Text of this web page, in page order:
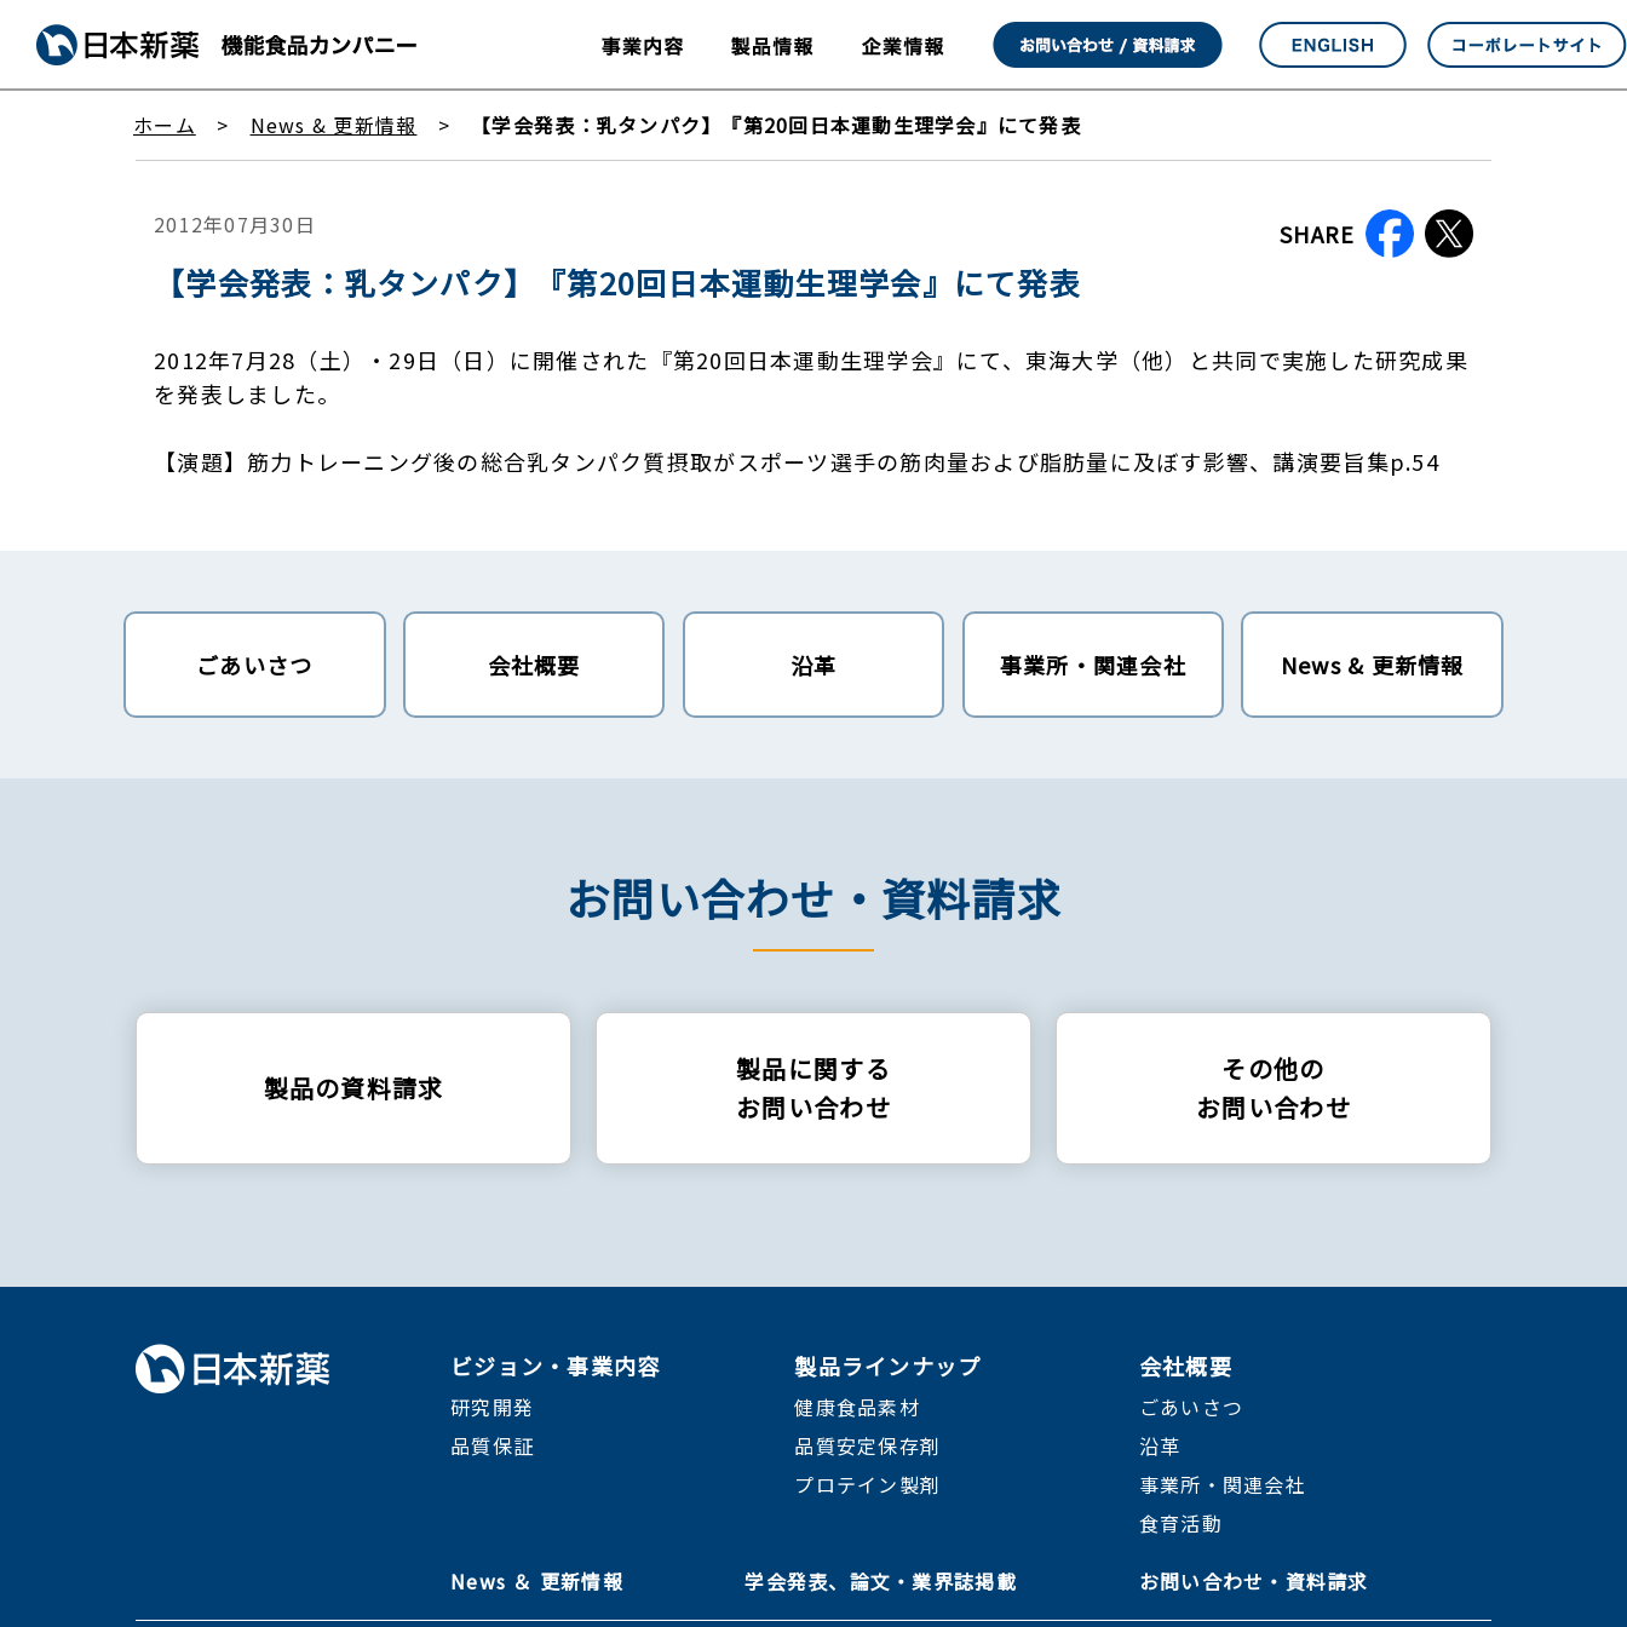
ホーム News & 更新情報 【学会発表：乳タンパク】『第20回日本運動生理学会』にて発表
2012年07月30日 SHARE
【学会発表：乳タンパク】『第20回日本運動生理学会』にて発表
2012年7月28（土）・29日（日）に開催された『第20回日本運動生理学会』にて、東海大学（他）と共同で実施した研究成果
を発表しました。
【演題】筋力トレーニング後の総合乳タンパク質摂取がスポーツ選手の筋肉量および脂肪量に及ぼす影響、講演要旨集p.54
ごあいさつ 会社概要 沿革 事業所・関連会社 News & 更新情報
お問い合わせ・資料請求
製品の資料請求
製品に関する
お問い合わせ
その他の
お問い合わせ
ビジョン・事業内容
研究開発
品質保証
製品ラインナップ
健康食品素材
品質安定保存剤
プロテイン製剤
会社概要
ごあいさつ
沿革
事業所・関連会社
食育活動
News ＆ 更新情報
学会発表、論文・業界誌掲載 お問い合わせ・資料請求